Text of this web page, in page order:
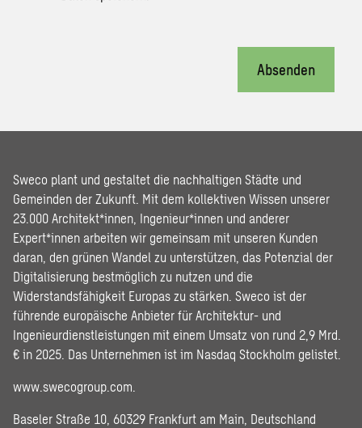
Absenden
Sweco plant und gestaltet die nachhaltigen Städte und
Gemeinden der Zukunft. Mit dem kollektiven Wissen unserer
23.000 Architekt*innen, Ingenieur*innen und anderer
Expert*innen arbeiten wir gemeinsam mit unseren Kunden
daran, den grünen Wandel zu unterstützen, das Potenzial der
Digitalisierung bestmöglich zu nutzen und die
Widerstandsfähigkeit Europas zu stärken. Sweco ist der
führende europäische Anbieter für Architektur- und
Ingenieurdienstleistungen mit einem Umsatz von rund 2,9 Mrd.
€ in 2025. Das Unternehmen ist im Nasdaq Stockholm gelistet.
www.swecogroup.com
Baseler Straße 10, 60329 Frankfurt am Main, Deutschland